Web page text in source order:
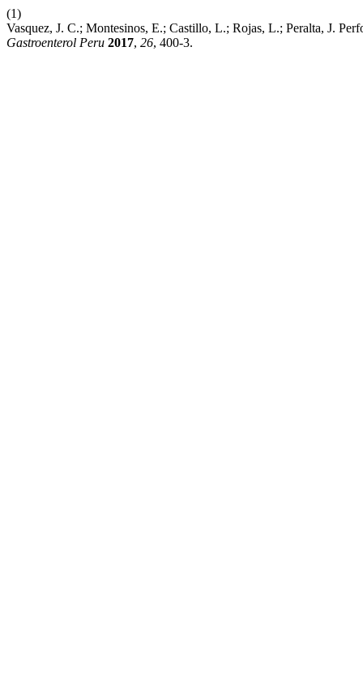
(1)
Vasquez, J. C.; Montesinos, E.; Castillo, L.; Rojas, L.; Peralta, J.
Gastroenterol Peru 2017, 26, 400-3.